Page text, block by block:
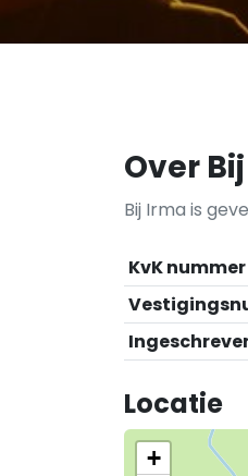
Over
Bij Irma is
KvK nummer
Locatie
+